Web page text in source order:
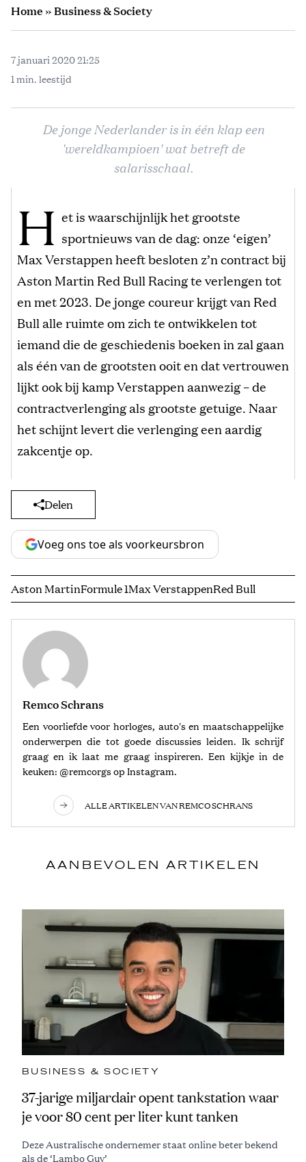
Home»Business & Society
7 januari 2020 21:25
1 min. leestijd
De jonge Nederlander is in één klap een
'wereldkampioen' wat betreft de
salarisschaal.
H et is waarschijnlijk het grootste
sportnieuws van de dag: onze ‘eigen’
Max Verstappen heeft besloten z’n contract bij
Aston Martin Red Bull Racing te verlengen tot
en met 2023. De jonge coureur krijgt van Red
Bull alle ruimte om zich te ontwikkelen tot
iemand die de geschiedenis boeken in zal gaan
als één van de grootsten ooit en dat vertrouwen
lijkt ook bij kamp Verstappen aanwezig – de
contractverlenging als grootste getuige. Naar
het schijnt levert die verlenging een aardig
zakcentje op.
Delen
Voeg ons toe als voorkeursbron
Aston MartinFormule 1Max VerstappenRed Bull
Remco Schrans
Een voorliefde voor horloges, auto's en maatschappelijke
onderwerpen die tot goede discussies leiden. Ik schrijf
graag en ik laat me graag inspireren. Een kijkje in de
keuken: @remcorgs op Instagram.
ALLE ARTIKELEN VAN REMCO SCHRANS
AANBEVOLEN ARTIKELEN
BUSINESS & SOCIETY
37-jarige miljardair opent tankstation waar
je voor 80 cent per liter kunt tanken
Deze Australische ondernemer staat online beter bekend
als de ‘Lambo Guy’